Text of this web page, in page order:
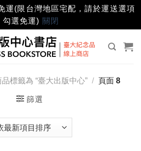
運(限台灣地區宅配，請於運送選項
勾選免運) 關閉
品標籤為 “臺大出版中心” / 頁面 8
篩選